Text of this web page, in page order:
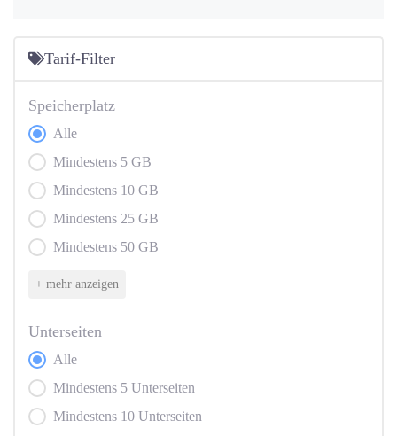
Tarif-Filter
Speicherplatz
Speicherplatz
Alle
Mindestens 5 GB
Mindestens 10 GB
Mindestens 25 GB
Mindestens 50 GB
+ mehr anzeigen
Unterseiten
Unterseiten
Alle
Mindestens 5 Unterseiten
Mindestens 10 Unterseiten